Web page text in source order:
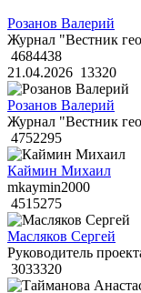
Розанов Валерий
Журнал "Вестник
4684438
21.04.2026 13320
Розанов Валерий
Журнал "Вестник
4752295
Каймин Михаил
mkaymin2000
4515275
Масляков Сергей
Руководитель
3033320